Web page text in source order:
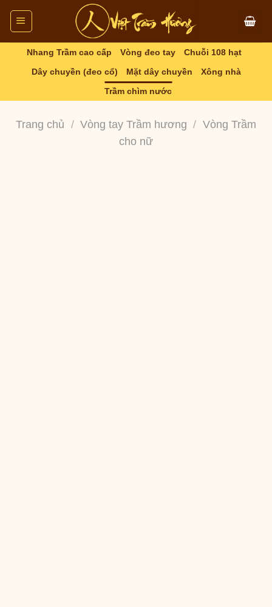
Skip
content
Nhang Trầm cao cấp Vòng đeo tay
Chuỗi 108 hạt
Dây chuyền (đeo cổ)
Mặt dây chuyền
Xông nhà
Trầm chìm nước
Trang chủ / Vòng tay Trầm hương / Vòng Trầm
cho nữ